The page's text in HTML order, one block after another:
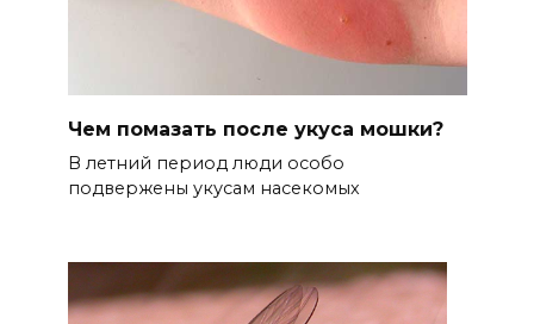
Чем помазать после укуса мошки?
В летний период люди особо
подвержены укусам насекомых